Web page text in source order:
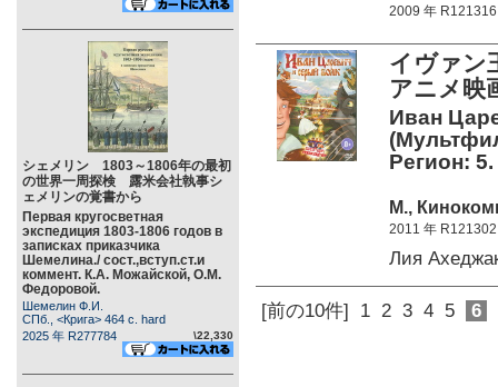
シェメリン 1803～1806年の最初
の世界一周探検 露米会社執事シ
ェメリンの覚書から
Первая кругосветная
экспедиция 1803-1806 годов в
записках приказчика
Шемелина./ сост.,вступ.ст.и
коммент. К.А. Можайской, О.М.
Федоровой.
Шемелин Ф.И.
СПб., <Крига> 464 c. hard
2025 年 R277784
\22,330
2009 年 R121316
イヴァ
アニメ映
Иван
Регион:
М.,
2011 年 R121302
Лия
[前の10件] 1 2 3 4 5 6